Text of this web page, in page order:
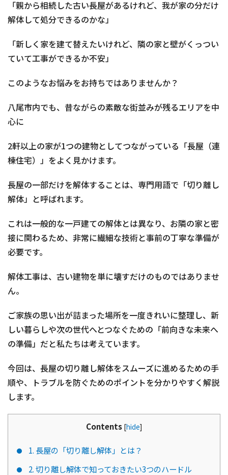
「親から相続した古い長屋があるけれど、我が家の分だけ
解体して処分できるのかな」
「新しく家を建て替えたいけれど、隣の家と壁がくっつい
ていて工事ができるか不安」
このようなお悩みをお持ちではありませんか？
八尾市内でも、昔ながらの素敵な街並みが残るエリアを中
心に
2軒以上の家が1つの建物としてつながっている「長屋（連
棟住宅）」をよく見かけます。
長屋の一部だけを解体することは、専門用語で「切り離し
解体」と呼ばれます。
これは一般的な一戸建ての解体とは異なり、お隣の家と密
接に関わるため、非常に繊細な技術と事前の丁寧な準備が
必要です。
解体工事は、古い建物を単に壊すだけのものではありませ
ん。
ご家族の思い出が詰まった場所を一度きれいに整理し、新
しい暮らしや次の世代へとつなぐための「前向きな未来へ
の準備」だと私たちは考えています。
今回は、長屋の切り離し解体をスムーズに進めるための手
順や、トラブルを防ぐためのポイントを分かりやすく解説
します。
Contents [hide]
1. 長屋の「切り離し解体」とは？
2. 切り離し解体で知っておきたい3つのハードル